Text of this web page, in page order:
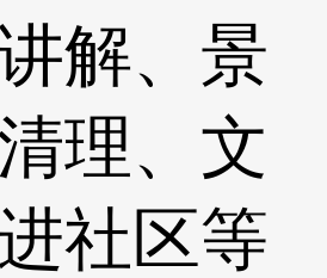
解、景
理、文
社区等